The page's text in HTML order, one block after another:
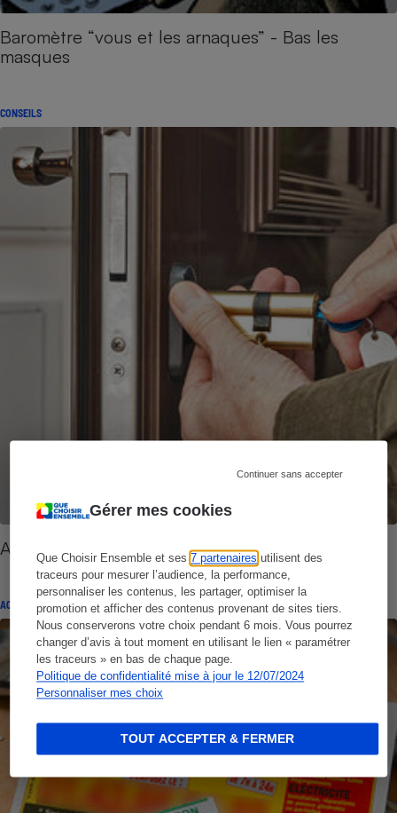
Gérer mes cookies
Que Choisir Ensemble et ses7 partenaires utilisent des
traceurs pour mesurer l’audience, la performance,
personnaliser les contenus, les partager, optimiser la
promotion et afficher des contenus provenant de sites tiers.
Nous conserverons votre choix pendant 6 mois. Vous pourrez
changer d’avis à tout moment en utilisant le lien « paramétrer
les traceurs » en bas de chaque page.
Politique de confidentialité mise à jour le 12/07/2024
Personnaliser mes choix
Continuer sans accepter
TOUT ACCEPTER & FERMER
Baromètre “vous et les arnaques” - Bas les
masques
CONSEILS
Arnaques - Comment éviter les pièges
ACTUALITÉ